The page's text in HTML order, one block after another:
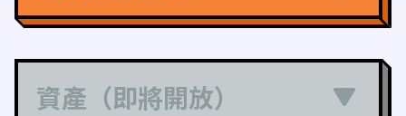
資產（即將開放）